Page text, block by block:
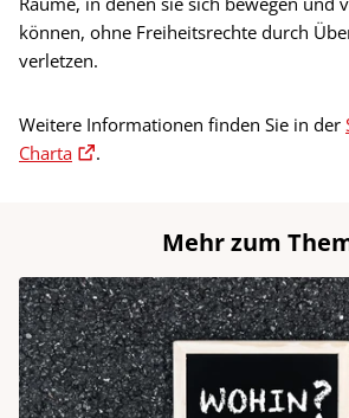
können, ohne Freiheitsrechte durch
verletzen.
Weitere Informationen finden Sie in der
Charta
.
Mehr zum